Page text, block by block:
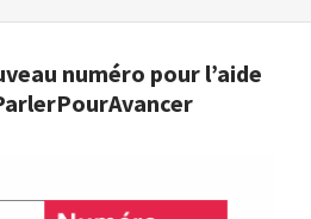
numéro pour l’aide